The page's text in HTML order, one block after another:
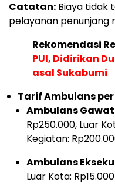
Catatan: Biaya tidak
pelayanan penunjang
Rekomendasi
PUI, Didirikan
asal Sukabumi
Tarif Ambulans
Ambulans
Rp250.000, Luar
Kegiatan:
Ambulans
Luar Kota: